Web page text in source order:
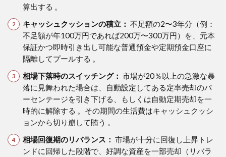
算出する 。
キャッシュクッションの積立： 不足額の2〜3年分（例：
不足額が年100万円であれば200万〜300万円）を、元本
保証かつ即時引き出し可能な普通預金や定期預金口座に
隔離してプールする 。
相場下落時のスイッチング： 市場が20％以上の急激な暴
落に見舞われた場合は、自動設定してある定率売却のパ
ーセンテージを引き下げる、もしくは自動定期売却を一
時的に解除する 。その期間の生活費はキャッシュクッシ
ョンから切り崩して賄う 。
相場回復期のリバランス： 市場が十分に回復し上昇トレ
ンドに回帰した段階で、好調な資産を一部売却（リバラ